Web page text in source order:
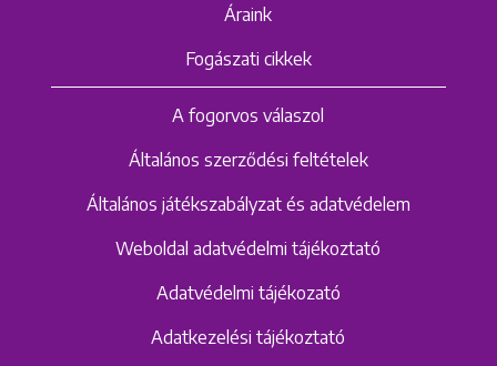
Áraink
Fogászati cikkek
A fogorvos válaszol
Általános szerződési feltételek
Általános játékszabályzat és adatvédelem
Weboldal adatvédelmi tájékoztató
Adatvédelmi tájékozató
Adatkezelési tájékoztató